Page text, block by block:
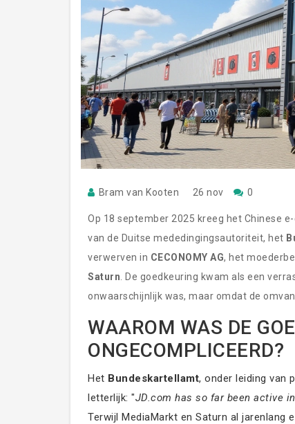
Bram van Kooten 26 nov 0
Op 18 september 2025 kreeg het Chinese
van de Duitse mededingingsautoriteit, het
verwerven in CECONOMY AG, het
Saturn . De goedkeuring kwam als een
onwaarschijnlijk was, maar omdat de
het is — voor nu.
WAAROM WAS DE
ONGECOMPLICEERD?
Het Bundeskartellamt, onder leiding van
letterlijk: "JD.com has so far been active
Terwijl MediaMarkt en Saturn al jarenlang